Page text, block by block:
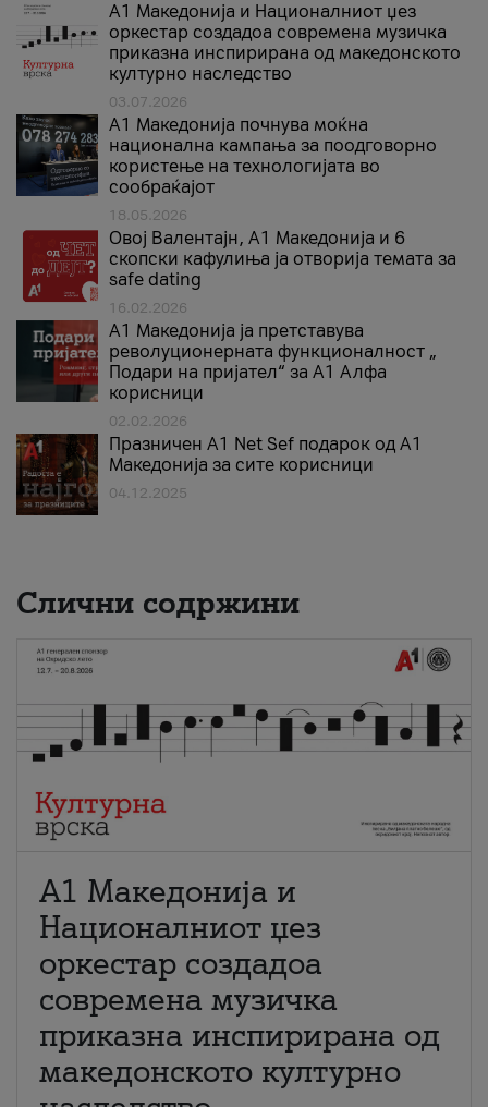
А1 Македонија и Националниот џез
оркестар создадоа современа музичка
приказна инспирирана од македонското
културно наследство
03.07.2026
A1 Македонија почнува моќна
национална кампања за поодговорно
користење на технологијата во
сообраќајот
18.05.2026
Овој Валентајн, A1 Македонија и 6
скопски кафулиња ја отворија темата за
safe dating
16.02.2026
А1 Македонија ја претставува
револуционерната функционалност „
Подари на пријател“ за А1 Алфа
корисници
02.02.2026
Празничен A1 Net Sеf подарок од А1
Македонија за сите корисници
04.12.2025
Слични содржини
А1 Македонија и
Националниот џез
оркестар создадоа
современа музичка
приказна инспирирана од
македонското културно